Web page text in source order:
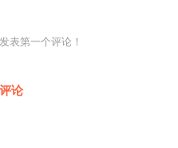
表第一个评论！
论